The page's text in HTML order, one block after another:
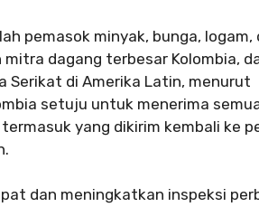
pemasok minyak, bunga, logam,
dagang terbesar Kolombia,
Serikat di Amerika Latin, menurut
setuju untuk menerima
yang dikirim kembali ke
dan meningkatkan inspeksi